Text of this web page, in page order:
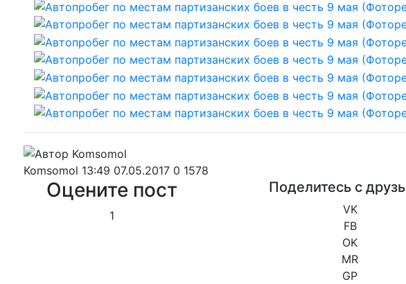
Komsomol 13:49 07.05.2017 0 1578
Оцените пост
1
Поделитесь с
VK
FB
OK
MR
GP